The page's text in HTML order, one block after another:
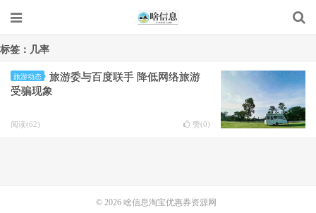
标签：几率
旅游动态
旅游委与百度联手 降低网络旅游
受骗现象
阅读(62) 赞(0)
© 2026 啥信息淘宝优惠券资源网